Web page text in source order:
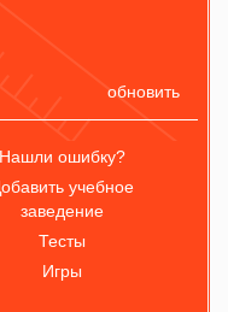
обновить
Нашли ошибку?
учебное
заведение
Тесты
Игры